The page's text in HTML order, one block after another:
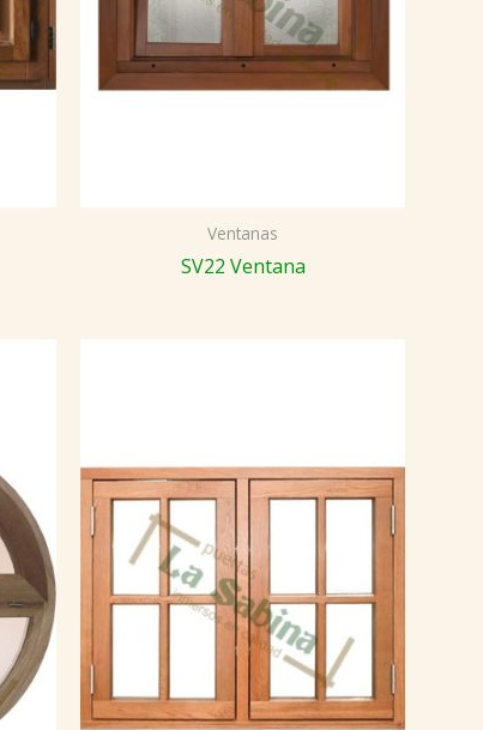
Ventanas
SV22 Ventana